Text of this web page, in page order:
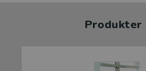
Produkter